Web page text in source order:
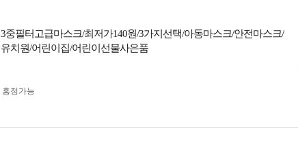
3중필터고급마스크/최저가140원/3가지선택/아동마스크/안전마스크/
유치원/어린이집/어린이선물사은품
흥정가능